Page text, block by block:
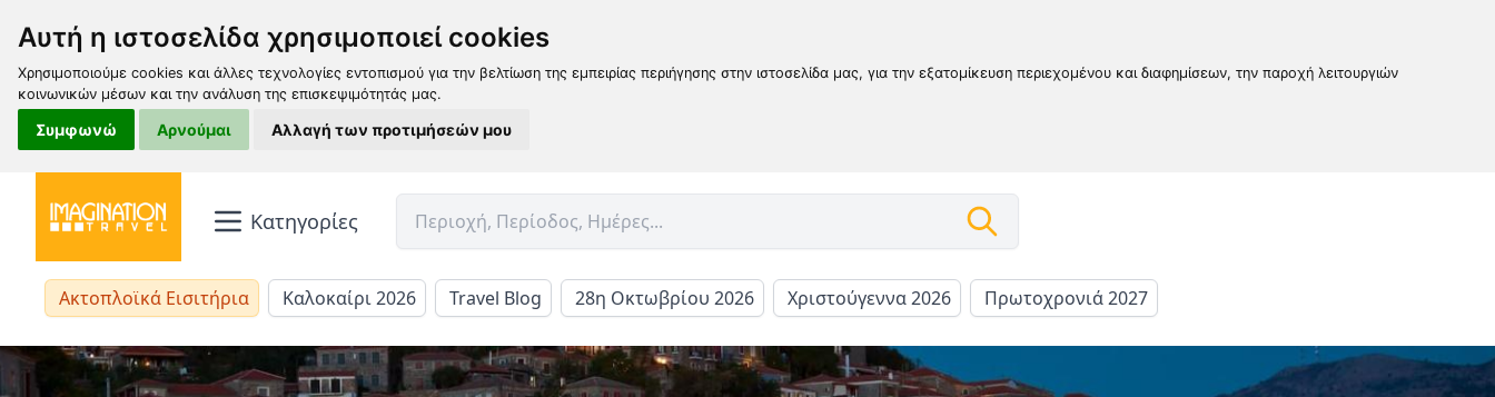
Αυτή η ιστοσελίδα χρησιμοποιεί cookies
Χρησιμοποιούμε cookies και άλλες τεχνολογίες εντοπισμού για την βελτίωση της εμπειρίας περιήγησης στην ιστοσελίδα μας, για την εξατομίκευση περιεχομένου και διαφημίσεων, την παροχή λειτουργιών
κοινωνικών μέσων και την ανάλυση της επισκεψιμότητάς μας.
Συμφωνώ Αρνούμαι Αλλαγή των προτιμήσεών μου
Κατηγορίες
Ακτοπλοϊκά Εισιτήρια Καλοκαίρι 2026 Travel Blog 28η Οκτωβρίου 2026 Χριστούγεννα 2026 Πρωτοχρονιά 2027